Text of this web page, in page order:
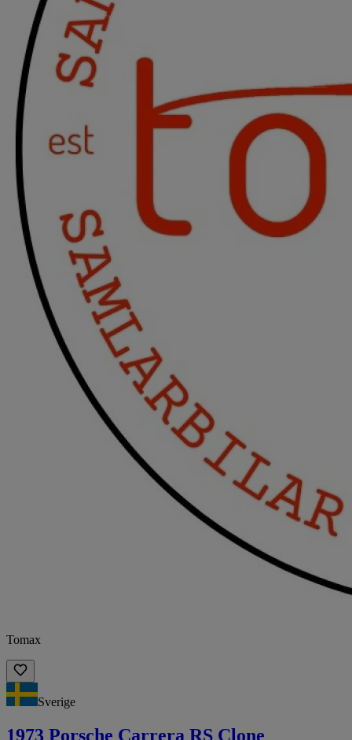
Tomax
Sverige
1973 Porsche Carrera RS Clone